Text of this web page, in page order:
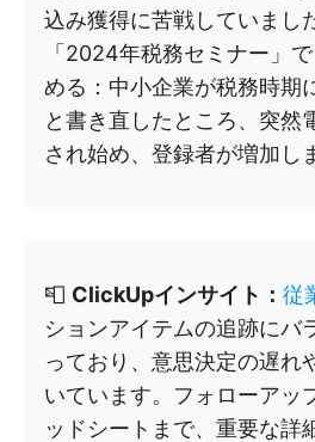
込み獲得に苦戦していまし
「2024年税務セミナー」
める：中小企業が税務時期
と書き直したところ、突然
され始め、登録者が増加し
📮 ClickUpインサイト： 従
ションアイテムの追跡にバ
っており、意思決定の遅れ
いています。フォローアッ
ッドシートまで、重要な詳